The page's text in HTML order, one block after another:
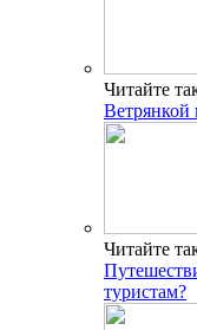
Читайте
Читайте
туристам?